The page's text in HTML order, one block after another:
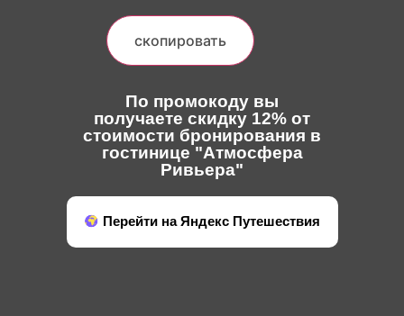
скопировать
По промокоду вы
получаете скидку 12% от
стоимости бронирования в
гостинице "Атмосфера
Ривьера"
Перейти на Яндекс Путешествия